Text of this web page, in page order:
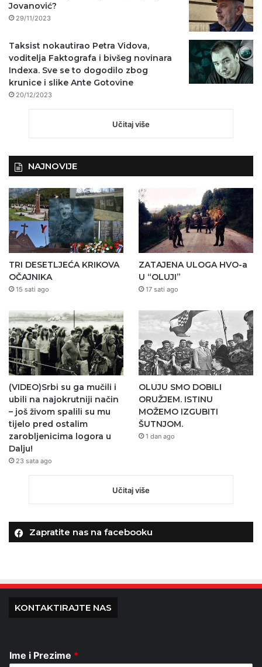
Jovanović?
29/11/2023
Taksist nokautirao Petra Vidova,
voditelja Faktografa i bivšeg novinara
Indexa. Sve se to dogodilo zbog
krunice i slike Ante Gotovine
20/12/2023
Učitaj više
NAJNOVIJE
TRI DESETLJEĆA KRIKOVA
OČAJNIKA
15 sati ago
ZATAJENA ULOGA HVO-a
U “OLUJI”
17 sati ago
(VIDEO)Srbi su ga mučili i
ubili na najokrutniji način
– još živom spalili su mu
tijelo pred ostalim
zarobljenicima logora u
Dalju!
23 sata ago
OLUJU SMO DOBILI
ORUŽJEM. ISTINU
MOŽEMO IZGUBITI
ŠUTNJOM.
1 dan ago
Učitaj više
Zapratite nas na facebooku
KONTAKTIRAJTE NAS
Ime i Prezime *